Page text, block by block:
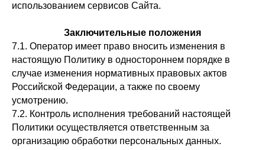
использованием сервисов Сайта.
Заключительные положения
7.1. Оператор имеет право вносить изменения в
настоящую Политику в одностороннем порядке в
случае изменения нормативных правовых актов
Российской Федерации, а также по своему
усмотрению.
7.2. Контроль исполнения требований настоящей
Политики осуществляется ответственным за
организацию обработки персональных данных.